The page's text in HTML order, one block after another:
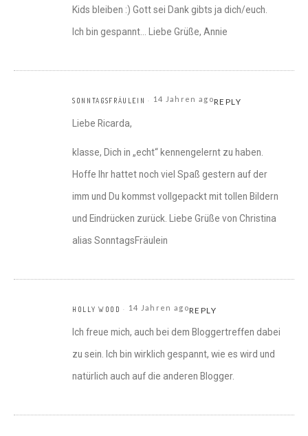
Kids bleiben :) Gott sei Dank gibts ja dich/euch.
Ich bin gespannt… Liebe Grüße, Annie
SONNTAGSFRÄULEIN 14 Jahren agoREPLY
Liebe Ricarda,
klasse, Dich in „echt“ kennengelernt zu haben.
Hoffe Ihr hattet noch viel Spaß gestern auf der
imm und Du kommst vollgepackt mit tollen Bildern
und Eindrücken zurück. Liebe Grüße von Christina
alias SonntagsFräulein
HOLLY WOOD 14 Jahren agoREPLY
Ich freue mich, auch bei dem Bloggertreffen dabei
zu sein. Ich bin wirklich gespannt, wie es wird und
natürlich auch auf die anderen Blogger.